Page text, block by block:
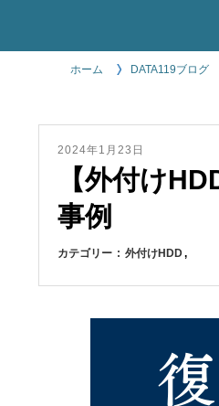
ホーム DATA119ブログ
2024年1月23日
【外付け
事例
カテゴリー 外付けHDD